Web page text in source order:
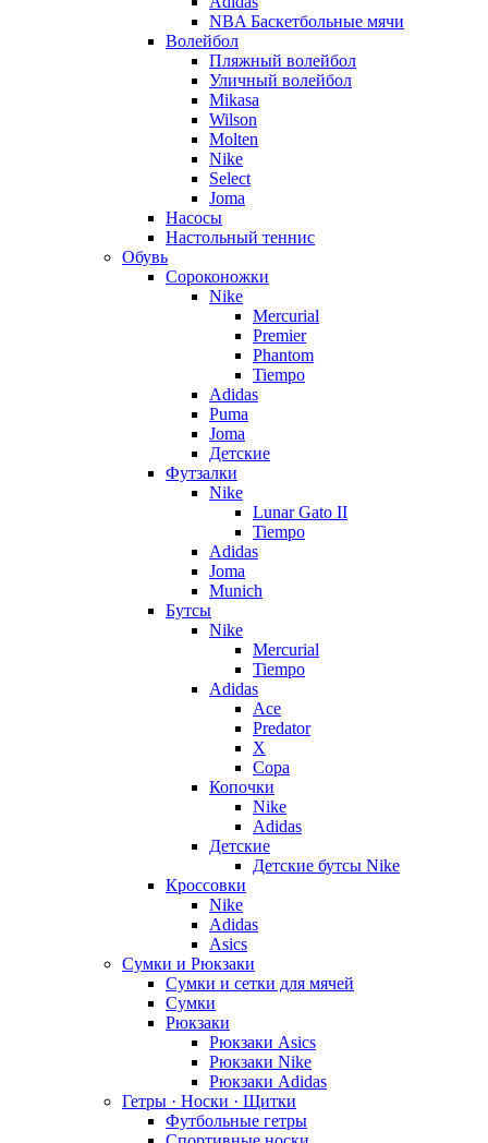
NBA Баскетбольные мячи
Волейбол
Пляжный волейбол
Уличный волейбол
Mikasa
Wilson
Molten
Nike
Select
Joma
Насосы
Настольный теннис
Обувь
Сороконожки
Nike
Mercurial
Premier
Phantom
Tiempo
Adidas
Puma
Joma
Детские
Футзалки
Nike
Lunar Gato II
Tiempo
Adidas
Joma
Munich
Бутсы
Nike
Mercurial
Tiempo
Adidas
Ace
Predator
X
Copa
Копочки
Nike
Adidas
Детские
Детские бутсы Nike
Кроссовки
Nike
Adidas
Asics
Сумки и Рюкзаки
Сумки и сетки для мячей
Сумки
Рюкзаки
Рюкзаки Asics
Рюкзаки Nike
Рюкзаки Adidas
Гетры · Носки · Щитки
Футбольные гетры